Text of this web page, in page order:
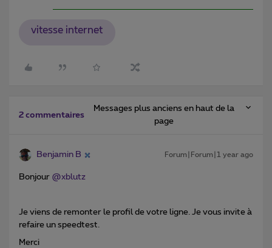
vitesse internet
2 commentaires
Messages plus anciens en haut de la
page
Benjamin B Forum|Forum|1 year ago
Bonjour ​ @xblutz
Je viens de remonter le profil de votre ligne. Je vous invite à
refaire un speedtest.
Merci